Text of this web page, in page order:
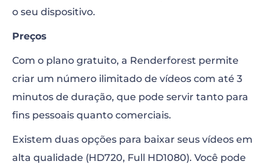
o seu dispositivo.
Preços
Com o plano gratuito, a Renderforest permite
criar um número ilimitado de vídeos com até 3
minutos de duração, que pode servir tanto para
fins pessoais quanto comerciais.
Existem duas opções para baixar seus vídeos em
alta qualidade (HD720, Full HD1080). Você pode